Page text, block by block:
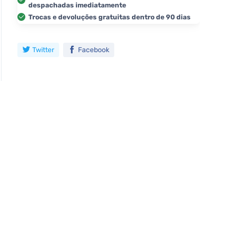
despachadas imediatamente
Trocas e devoluções gratuitas dentro de 90 dias
Twitter Facebook